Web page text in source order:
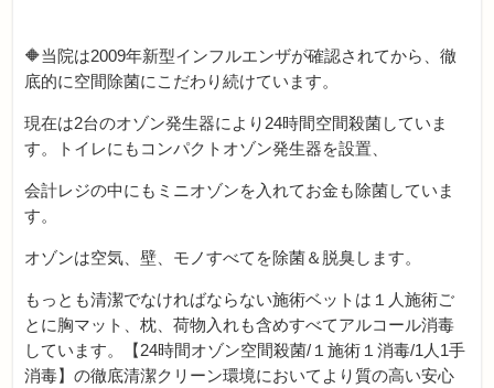
🔶当院は2009年新型インフルエンザが確認されてから、徹
底的に空間除菌にこだわり続けています。
現在は2台のオゾン発生器により24時間空間殺菌していま
す。トイレにもコンパクトオゾン発生器を設置、
会計レジの中にもミニオゾンを入れてお金も除菌していま
す。
オゾンは空気、壁、モノすべてを除菌＆脱臭します。
もっとも清潔でなければならない施術ベットは１人施術ご
とに胸マット、枕、荷物入れも含めすべてアルコール消毒
しています。【24時間オゾン空間殺菌/１施術１消毒/1人1手
消毒】の徹底清潔クリーン環境においてより質の高い安心